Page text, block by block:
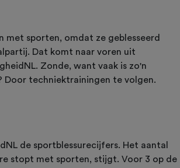
met sporten, omdat ze geblesseerd
Dat komt naar voren uit
Zonde, want vaak is zo'n
Door techniektrainingen te volgen.
de sportblessurecijfers. Het aantal
stopt met sporten, stijgt. Voor 3 op de